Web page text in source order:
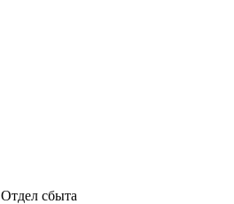
Отдел сбыта